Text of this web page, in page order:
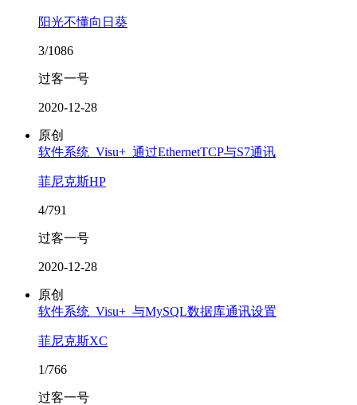
阳光不懂向日葵
3/1086
过客一号
2020-12-28
原创
软件系统_Visu+_通过EthernetTCP与S7通讯
菲尼克斯HP
4/791
过客一号
2020-12-28
原创
软件系统_Visu+_与MySQL数据库通讯设置
菲尼克斯XC
1/766
过客一号